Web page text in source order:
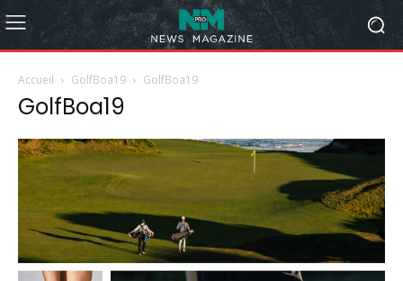
Accueil GolfBoa19 GolfBoa19
GolfBoa19